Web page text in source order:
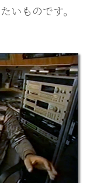
いものです。